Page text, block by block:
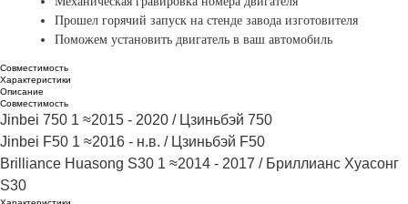
Прошел горячий запуск на стенде завода изготовителя
Поможем установить двигатель в ваш автомобиль
Совместимость
Характеристики
Описание
Совместимость
Jinbei 750 1 ≈2015 - 2020 / Цзиньбэй 750​
Jinbei F50 1 ≈2016 - н.в. / Цзиньбэй F50​
Brilliance Huasong S30 1 ≈2014 - 2017 / Бриллианс Хуасонг
S30